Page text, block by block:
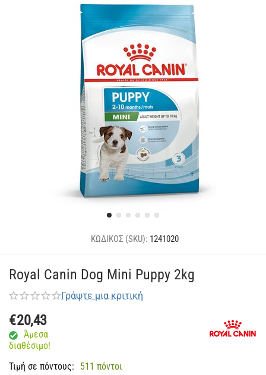
ΚΩΔΙΚΟΣ (SKU): 1241020
Royal Canin Dog Mini Puppy 2kg
Γράψτε μια κριτική
€20,43
Άμεσα
διαθέσιμο!
Τιμή σε πόντους:
511 πόντοι